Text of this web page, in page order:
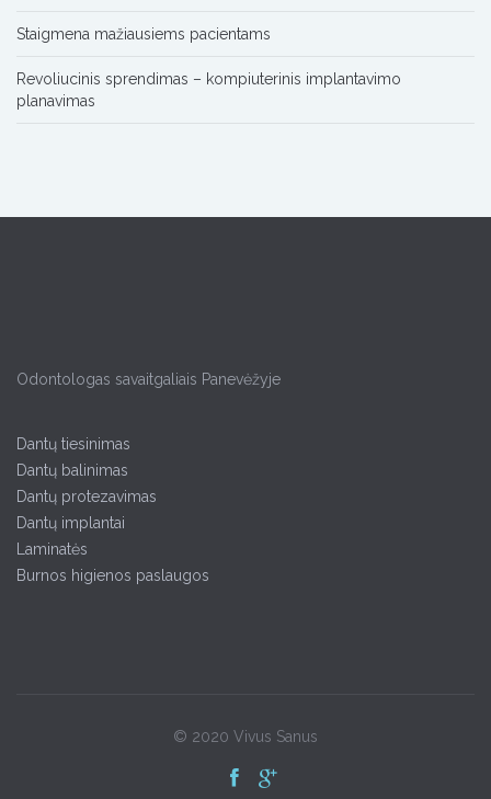
Staigmena mažiausiems pacientams
Revoliucinis sprendimas – kompiuterinis implantavimo
planavimas
Odontologas savaitgaliais Panevėžyje
Dantų tiesinimas
Dantų balinimas
Dantų protezavimas
Dantų implantai
Laminatės
Burnos higienos paslaugos
© 2020 Vivus Sanus